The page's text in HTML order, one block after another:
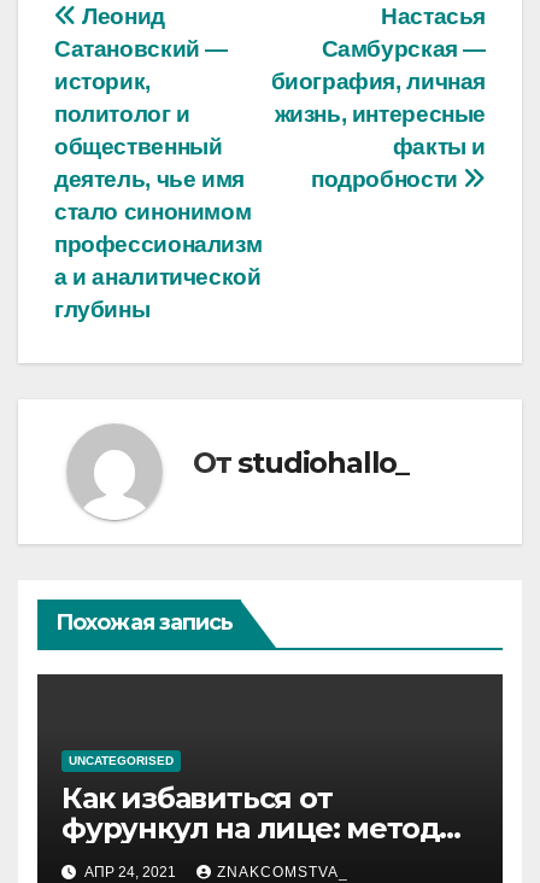
Навигация
по
записям
Настасья
Самбурская —
биография, личная
жизнь, интересные
факты и
подробности
Леонид
Сатановский —
историк,
политолог и
общественный
деятель, чье имя
стало синонимом
профессионализм
а и аналитической
глубины
Отstudiohallo_
Похожая запись
UNCATEGORISED
Как избавиться от
фурункул на лице: методы
лечения
АПР 24, 2021 ZNAKCOMSTVA_